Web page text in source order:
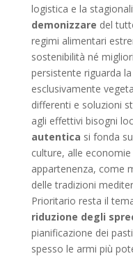
logistica e la
demonizzare del
regimi alimentari
sostenibilità né
persistente riguarda
esclusivamente
differenti e soluzioni
agli effettivi bisogni
autentica si fonda
culture, alle
appartenenza, come
delle tradizioni
Prioritario resta il
riduzione degli
pianificazione dei
spesso le armi più